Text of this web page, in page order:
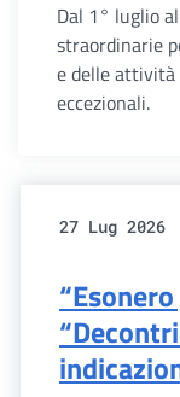
Dal 1° luglio
straordinarie
e delle attività
eccezionali.
27 Lug 2026